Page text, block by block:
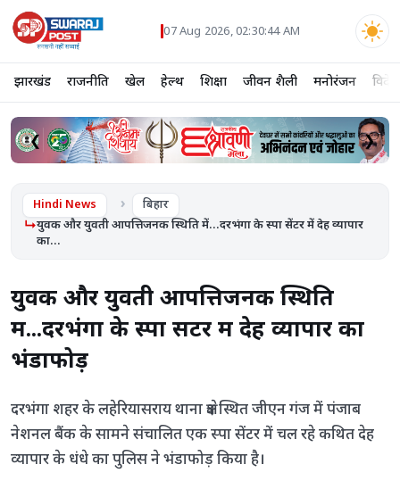
07 Aug 2026, 02:30:45 AM
झारखंड राजनीति खेल हेल्थ शिक्षा जीवन शैली मनोरंजन विदेश
❮ ❯
Hindi News बिहार
युवक और युवती आपत्तिजनक स्थिति में...दरभंगा के स्पा सेंटर में देह व्यापार
का...
युवक और युवती आपत्तिजनक स्थिति
में...दरभंगा के स्पा सेंटर में देह व्यापार का
भंडाफोड़
दरभंगा शहर के लहेरियासराय थाना क्षेत्र स्थित जीएन गंज में पंजाब
नेशनल बैंक के सामने संचालित एक स्पा सेंटर में चल रहे कथित देह
व्यापार के धंधे का पुलिस ने भंडाफोड़ किया है।